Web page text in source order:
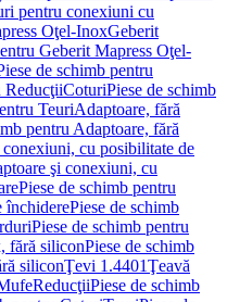
pentru conexiuni cu
Oţel-InoxGeberit
Geberit Mapress Oţel-
de schimb pentru
ReducţiiCoturiPiese de schimb
TeuriAdaptoare, fără
pentru Adaptoare, fără
cu posibilitate de
şi conexiuni, cu
Piese de schimb pentru
închiderePiese de schimb
Piese de schimb pentru
fără siliconPiese de schimb
siliconŢevi 1.4401Ţeavă
ReducţiiPiese de schimb